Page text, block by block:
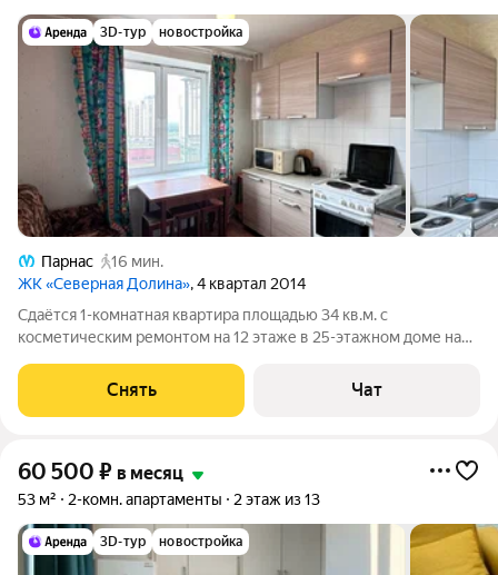
3D-тур новостройка
Парнас
16 мин.
ЖК «Северная Долина», 4 квартал 2014
Сдаётся 1-комнатная квартира площадью 34 кв.м. с
косметическим ремонтом на 12 этаже в 25-этажном доме на
Стиральная машина Холодильник Микроволновка Пылесос
Дом - монолитный, окна
Снять Чат
60 500 ₽ в месяц
53 м² 2-комн. апартаменты 2 этаж из 13
3D-тур новостройка